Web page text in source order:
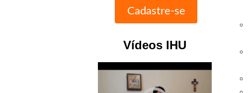
Vídeos IHU